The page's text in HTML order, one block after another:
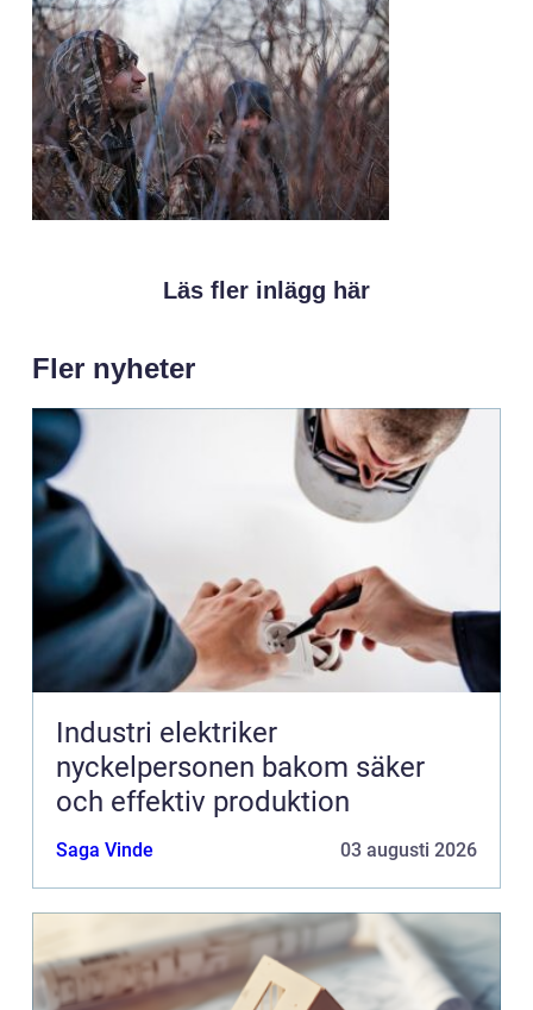
Läs fler inlägg här
Fler nyheter
Industri elektriker
nyckelpersonen bakom säker
och effektiv produktion
Saga Vinde 03 augusti 2026